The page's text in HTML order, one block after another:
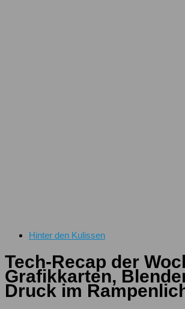
Hinter den Kulissen
Tech-Recap der
Grafikkarten,
Druck im